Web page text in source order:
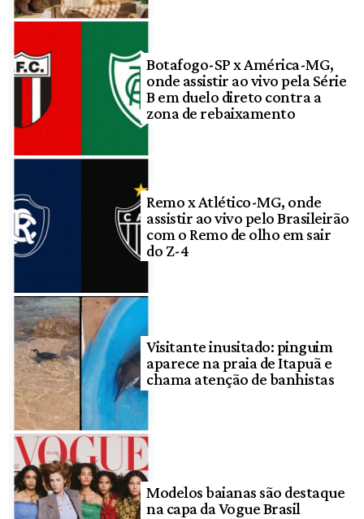
Botafogo-SP x América-MG,
onde assistir ao vivo pela Série
B em duelo direto contra a
zona de rebaixamento
Remo x Atlético-MG, onde
assistir ao vivo pelo Brasileirão
com o Remo de olho em sair
do Z-4
Visitante inusitado: pinguim
aparece na praia de Itapuã e
chama atenção de banhistas
Modelos baianas são destaque
na capa da Vogue Brasil